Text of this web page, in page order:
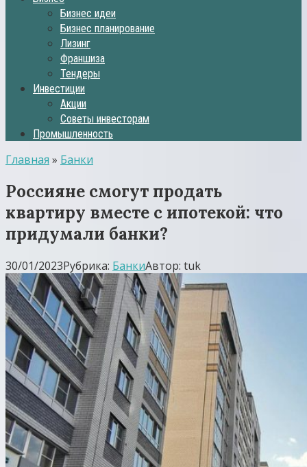
Бизнес идеи
Бизнес планирование
Лизинг
Франшиза
Тендеры
Инвестиции
Акции
Советы инвесторам
Промышленность
Главная » Банки
Россияне смогут продать
квартиру вместе с ипотекой: что
придумали банки?
30/01/2023Рубрика: БанкиАвтор: tuk